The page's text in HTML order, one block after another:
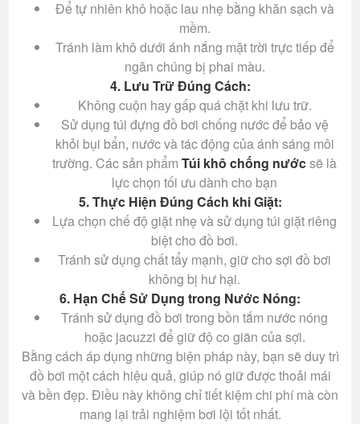
Để tự nhiên khô hoặc lau nhẹ bằng khăn sạch và
mềm.
Tránh làm khô dưới ánh nắng mặt trời trực tiếp để
ngăn chúng bị phai màu.
4. Lưu Trữ Đúng Cách:
Không cuộn hay gấp quá chặt khi lưu trữ.
Sử dụng túi đựng đồ bơi chống nước để bảo vệ
khỏi bụi bẩn, nước và tác động của ánh sáng môi
trường. Các sản phẩm Túi khô chống nướcsẽ là
lực chọn tối ưu dành cho bạn
5. Thực Hiện Đúng Cách khi Giặt:
Lựa chọn chế độ giặt nhẹ và sử dụng túi giặt riêng
biệt cho đồ bơi.
Tránh sử dụng chất tẩy mạnh, giữ cho sợi đồ bơi
không bị hư hại.
6. Hạn Chế Sử Dụng trong Nước Nóng:
Tránh sử dụng đồ bơi trong bồn tắm nước nóng
hoặc jacuzzi để giữ độ co giãn của sợi.
Bằng cách áp dụng những biện pháp này, bạn sẽ duy trì
đồ bơi một cách hiệu quả, giúp nó giữ được thoải mái
và bền đẹp. Điều này không chỉ tiết kiệm chi phí mà còn
mang lại trải nghiệm bơi lội tốt nhất.